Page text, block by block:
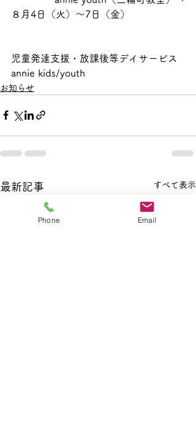
８月4日（火）～7日（金）
児童発達支援・放課後等デイサービス
annie kids/youth
お知らせ
最新記事 すべて表示
Phone Email